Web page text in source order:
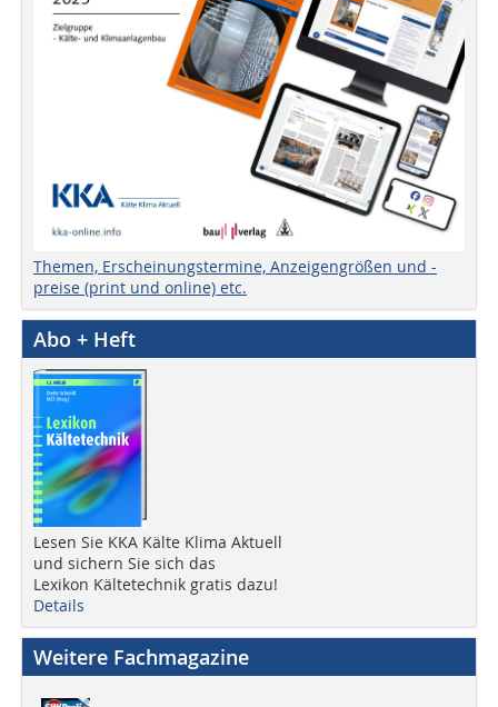
Themen, Erscheinungstermine, Anzeigengrößen und -
preise (print und online) etc.
Abo + Heft
Lesen Sie KKA Kälte Klima Aktuell
und sichern Sie sich das
Lexikon Kältetechnik gratis dazu!
Details
Weitere Fachmagazine